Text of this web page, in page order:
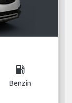
local_gas_station
Benzin